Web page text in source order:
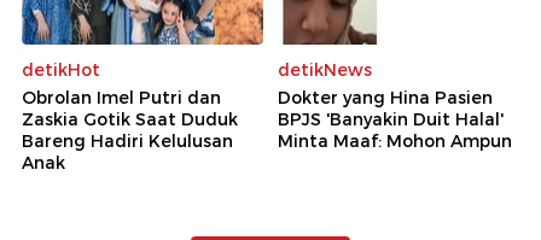
detikHot
Obrolan Imel Putri dan
Zaskia Gotik Saat Duduk
Bareng Hadiri Kelulusan
Anak
detikNews
Dokter yang Hina Pasien
BPJS 'Banyakin Duit Halal'
Minta Maaf: Mohon Ampun